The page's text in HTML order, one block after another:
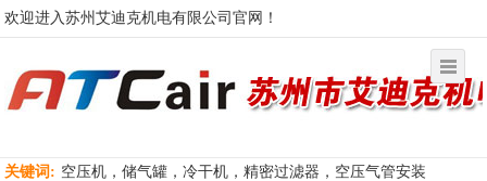
欢迎进入苏州艾迪克机电有限公司官网！
关键词: 空压机，储气罐，冷干机，精密过滤器，空压气管安装